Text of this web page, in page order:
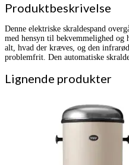
Produktbeskrivelse
Denne elektriske skraldespand
med hensyn til bekvemmelighed og
alt, hvad der kræves, og den
problemfrit. Den automatiske
Lignende produkter